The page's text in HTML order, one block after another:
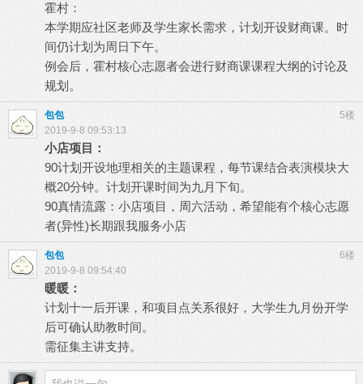
霍村：
本学期应社区老师及学生家长需求，计划开设财商课。时
间仍计划为周日下午。
例会后，霍村核心志愿者会进行财商课课程大纲的讨论及
规划。
5楼
包包
2019-9-8 09:53:13
小店项目：
90计划开设地理相关的主题课程，每节课结合表演模块大
概20分钟。计划开课时间为九月下旬。
90真情流露：小店项目，周六活动，希望能有个核心志愿
者(异性)长期跟我服务小店
6楼
包包
2019-9-8 09:54:40
暖暖：
计划十一后开课，和项目点关系很好，大学生九月份开学
后可确认助教时间。
需征集主讲支持。